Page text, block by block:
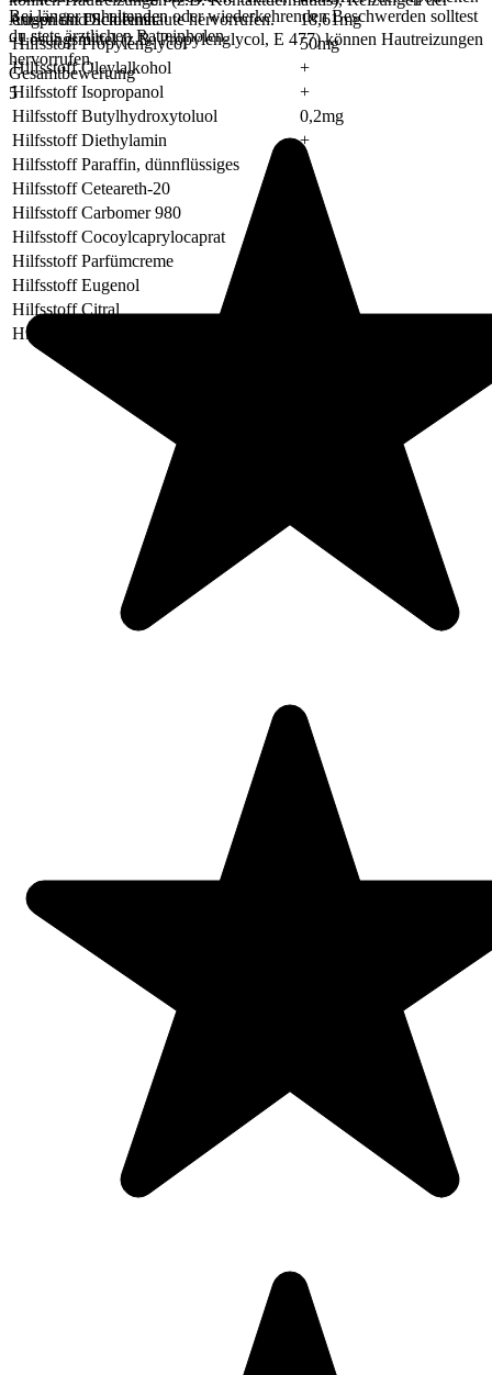
Augen und Schleimhäute hervorrufen.
- Lösungsmittel (z.B. Propylenglycol, E 477) können Hautreizungen
hervorrufen.
entspricht Diclofenac
18,61mg
Hilfsstoff Propylenglycol
50mg
Hilfsstoff Oleylalkohol
+
Hilfsstoff Isopropanol
+
Hilfsstoff Butylhydroxytoluol
0,2mg
Hilfsstoff Diethylamin
+
Hilfsstoff Paraffin, dünnflüssiges
+
Hilfsstoff Ceteareth-20
Hilfsstoff Carbomer 980
Hilfsstoff Cocoylcaprylocaprat
Hilfsstoff Parfümcreme
Hilfsstoff Eugenol
Hilfsstoff Citral
Hilfsstoff Wasser, gereinigtes
Bei länger anhaltenden oder wiederkehrenden Beschwerden solltest
du stets ärztlichen Rat einholen.
Gesamtbewertung
5